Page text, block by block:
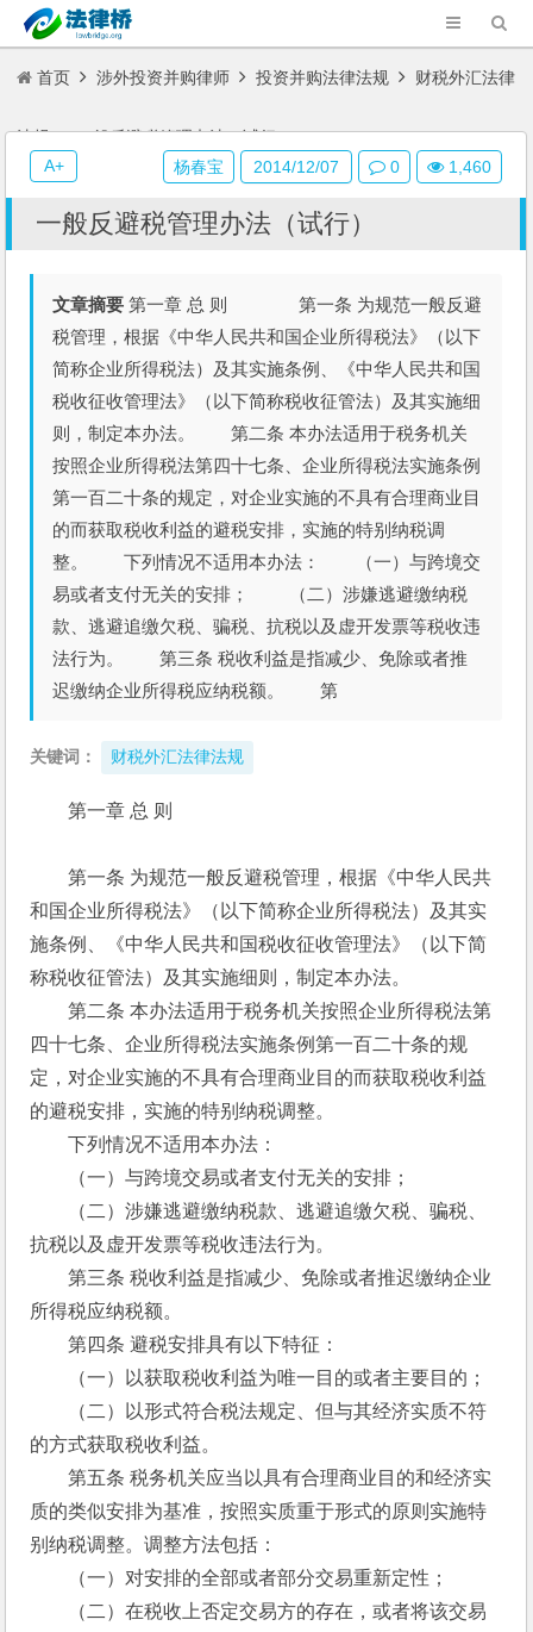
首页 涉外投资并购律师 投资并购法律法规 财税外汇法律
法规 一般反避税管理办法（试行）
一般反避税管理办法（试行）
文章摘要 第一章 总 则 第一条 为规范一般反避
税管理，根据《中华人民共和国企业所得税法》（以下
简称企业所得税法）及其实施条例、《中华人民共和国
税收征收管理法》（以下简称税收征管法）及其实施细
则，制定本办法。 第二条 本办法适用于税务机关
按照企业所得税法第四十七条、企业所得税法实施条例
第一百二十条的规定，对企业实施的不具有合理商业目
的而获取税收利益的避税安排，实施的特别纳税调
整。 下列情况不适用本办法： （一）与跨境交
易或者支付无关的安排； （二）涉嫌逃避缴纳税
款、逃避追缴欠税、骗税、抗税以及虚开发票等税收违
法行为。 第三条 税收利益是指减少、免除或者推
迟缴纳企业所得税应纳税额。 第
关键词： 财税外汇法律法规
第一章 总 则
第一条 为规范一般反避税管理，根据《中华人民共
和国企业所得税法》（以下简称企业所得税法）及其实
施条例、《中华人民共和国税收征收管理法》（以下简
称税收征管法）及其实施细则，制定本办法。
第二条 本办法适用于税务机关按照企业所得税法第
四十七条、企业所得税法实施条例第一百二十条的规
定，对企业实施的不具有合理商业目的而获取税收利益
的避税安排，实施的特别纳税调整。
下列情况不适用本办法：
（一）与跨境交易或者支付无关的安排；
（二）涉嫌逃避缴纳税款、逃避追缴欠税、骗税、
抗税以及虚开发票等税收违法行为。
第三条 税收利益是指减少、免除或者推迟缴纳企业
所得税应纳税额。
第四条 避税安排具有以下特征：
（一）以获取税收利益为唯一目的或者主要目的；
（二）以形式符合税法规定、但与其经济实质不符
的方式获取税收利益。
第五条 税务机关应当以具有合理商业目的和经济实
质的类似安排为基准，按照实质重于形式的原则实施特
别纳税调整。调整方法包括：
（一）对安排的全部或者部分交易重新定性；
（二）在税收上否定交易方的存在，或者将该交易
杨春宝 2014/12/07 0 1,460
A+